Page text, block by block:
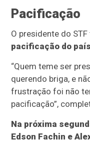
Pacificação
O presidente do
pacificação do país
“Quem teme ser
querendo briga, e
frustração foi não
pacificação”,
Na próxima
Edson Fachin e